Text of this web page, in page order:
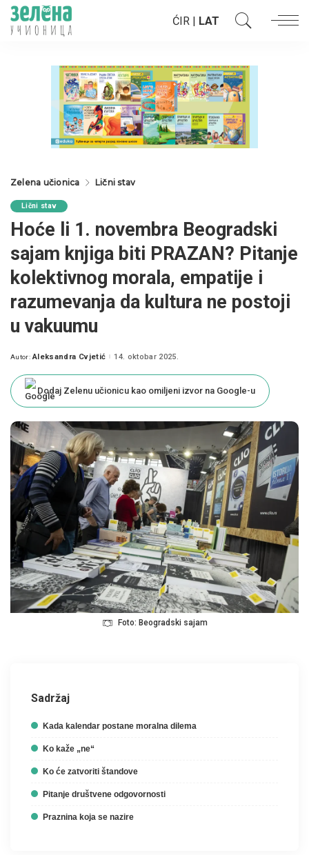
ĆIR | LAT
Zelena učionica Lični stav
Lični stav
Hoće li 1. novembra Beogradski
sajam knjiga biti PRAZAN? Pitanje
kolektivnog morala, empatije i
razumevanja da kultura ne postoji
u vakuumu
Posted
Autor: Aleksandra Cvjetić 14. oktobar 2025.
Dodaj Zelenu učionicu kao omiljeni izvor na Google-u
Foto: Beogradski sajam
Sadržaj
Kada kalendar postane moralna dilema
Ko kaže „ne“
Ko će zatvoriti štandove
Pitanje društvene odgovornosti
Praznina koja se nazire